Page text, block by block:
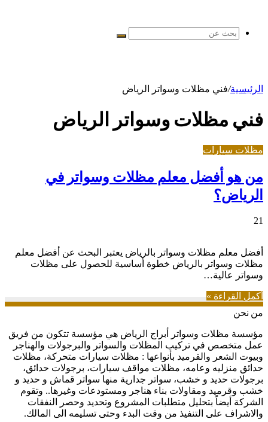
بحث
الرئيسية/فني مظلات وسواتر الرياض
فني مظلات وسواتر الرياض
مظلات سيارات
من هو أفضل معلم مظلات وسواتر في
الرياض؟
21
أفضل معلم مظلات وسواتر بالرياض يعتبر البحث عن أفضل معلم
مظلات وسواتر بالرياض خطوة أساسية للحصول على مظلات
وسواتر عالية…
أكمل القراءة »
من نحن
مؤسسة مظلات وسواتر أبراج الرياض هي مؤسسة تتكون من فريق
عمل متخصص في تركيب المظلات والسواتر والبرجولات والهناجر
وبيوت الشعر والقرميد بأنواعها : مظلات سيارات متحركة، مظلات
حدائق منزليه وعامه، مظلات مواقف سيارات، برجولات حدائق،
برجولات حديد و خشب، سواتر جدارية منها سواتر قماش و حديد و
خشب وقرميد ومقاولات بناء هناجر ومستودعات وغيرها.. وتقوم
الشركة أيضاً بتحليل متطلبات المشروع وتحديد وحصر النفقات
والاشراف على التنفيذ من وقت البدء وحتى تسليمه الى المالك.